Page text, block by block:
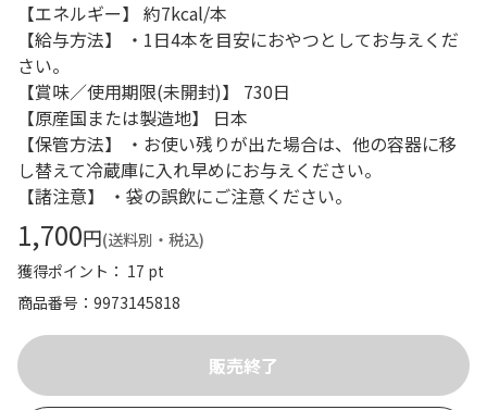
【エネルギー】 約7kcal/本
【給与方法】 ・1日4本を目安におやつとしてお与えくだ
さい。
【賞味／使用期限(未開封)】 730日
【原産国または製造地】 日本
【保管方法】 ・お使い残りが出た場合は、他の容器に移
し替えて冷蔵庫に入れ早めにお与えください。
【諸注意】 ・袋の誤飲にご注意ください。
1,700円(送料別・税込)
獲得ポイント： 17 pt
商品番号
9973145818